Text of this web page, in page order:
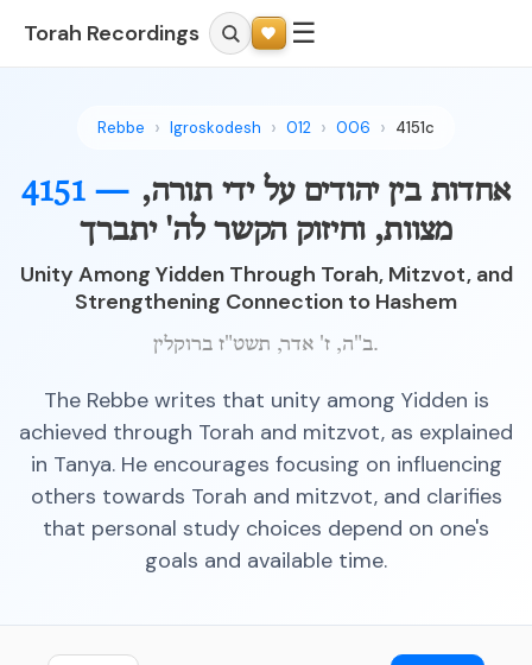
Torah Recordings ☰
Rebbe Igroskodesh 012 006 4151c
4151 — אחדות בין יהודים על ידי תורה,
מצוות, וחיזוק הקשר לה' יתברך
Unity Among Yidden Through Torah, Mitzvot, and
Strengthening Connection to Hashem
ב"ה, ז' אדר, תשט"ז ברוקלין.
The Rebbe writes that unity among Yidden is
achieved through Torah and mitzvot, as explained
in Tanya. He encourages focusing on influencing
others towards Torah and mitzvot, and clarifies
that personal study choices depend on one's
goals and available time.